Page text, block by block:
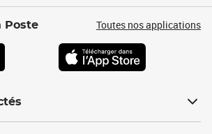
Poste Toutes nos applications